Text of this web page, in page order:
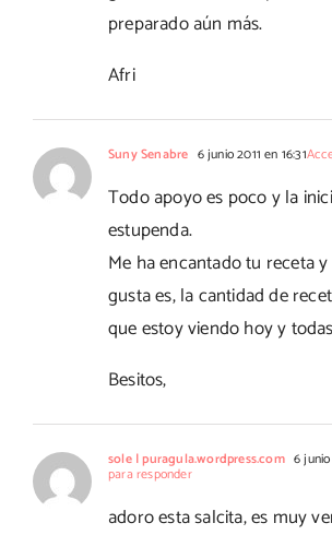
preparado aún más.
Afri
Suny Senabre 6 junio 2011 en 16:31
Todo apoyo es poco y la
estupenda.
Me ha encantado tu receta
gusta es, la cantidad de
que estoy viendo hoy y
Besitos,
sole | puragula.wordpress.com 6
para responder
adoro esta salcita, es muy